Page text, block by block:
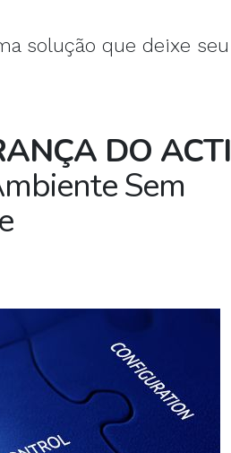
solução que deixe
DO
Sem